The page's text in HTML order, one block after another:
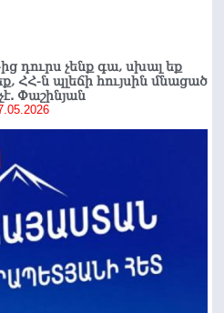
դուրս չենք գա, սխալ եք
ՀՀ-ն պլեճի հույսին մնացած
Փաշինյան